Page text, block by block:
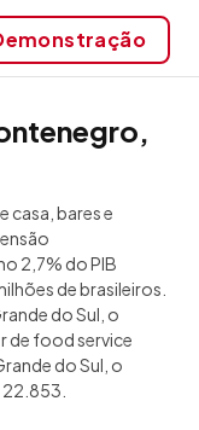
casa, bares e
2,7% do PIB
de brasileiros.
do Sul, o
de food service
do Sul, o